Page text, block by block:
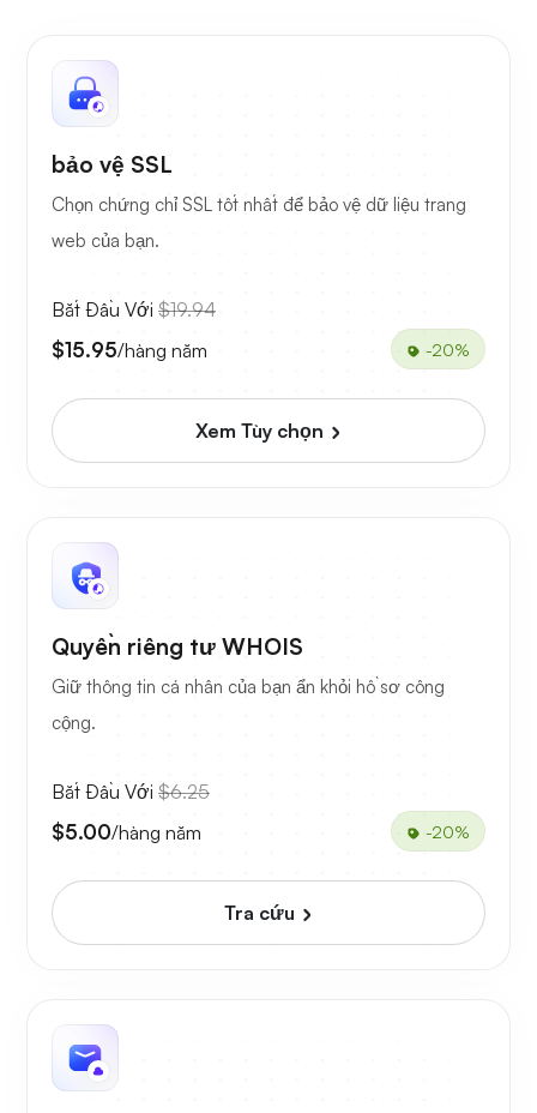
bảo vệ SSL
Chọn chứng chỉ SSL tốt nhất để bảo vệ dữ liệu trang
web của bạn.
Bắt Đầu Với $19.94
$15.95/hàng năm -20%
Xem Tùy chọn
Quyền riêng tư WHOIS
Giữ thông tin cá nhân của bạn ẩn khỏi hồ sơ công
cộng.
Bắt Đầu Với $6.25
$5.00/hàng năm -20%
Tra cứu